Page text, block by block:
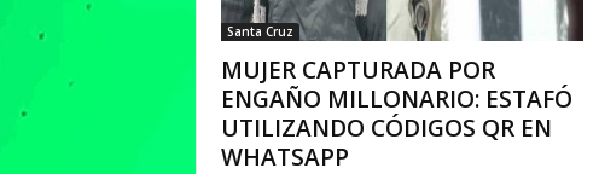
Santa Cruz
MUJER CAPTURADA POR
ENGAÑO MILLONARIO: ESTAFÓ
UTILIZANDO CÓDIGOS QR EN
WHATSAPP